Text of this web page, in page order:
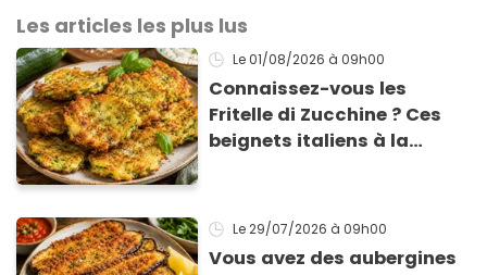
Les articles les plus lus
Le 01/08/2026 à 09h00
Connaissez-vous les
Fritelle di Zucchine ? Ces
beignets italiens à la
Le 29/07/2026 à 09h00
Vous avez des aubergines